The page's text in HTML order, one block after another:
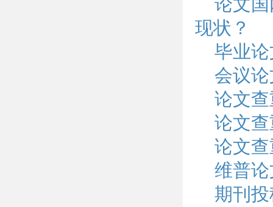
现状？
毕业
会议
论文
论文
论文
维普
期刊